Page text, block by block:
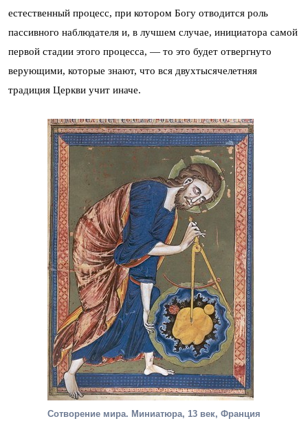
естественный процесс, при котором Богу отводится роль
пассивного наблюдателя и, в лучшем случае, инициатора самой
первой стадии этого процесса, — то это будет отвергнуто
верующими, которые знают, что вся двухтысячелетняя
традиция Церкви учит иначе.
Сотворение мира. Миниатюра, 13 век, Франция